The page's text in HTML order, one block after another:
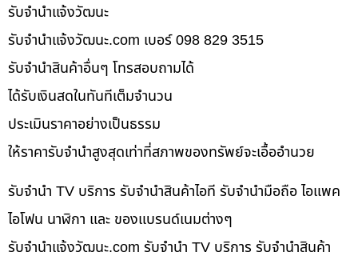
รับจํานําแจ้งวัฒนะ
รับจํานําแจ้งวัฒนะ.com เบอร์ 098 829 3515
รับจำนำสินค้าอื่นๆ โทรสอบถามได้
ได้รับเงินสดในทันทีเต็มจำนวน
ประเมินราคาอย่างเป็นธรรม
ให้ราคารับจำนำสูงสุดเท่าที่สภาพของทรัพย์จะเอื้ออำนวย
รับจำนำ TV บริการ รับจำนำสินค้าไอที รับจำนำมือถือ ไอแพค
ไอโฟน นาฬิกา และ ของแบรนด์เนมต่างๆ
รับจํานําแจ้งวัฒนะ.com รับจำนำ TV บริการ รับจำนำสินค้า